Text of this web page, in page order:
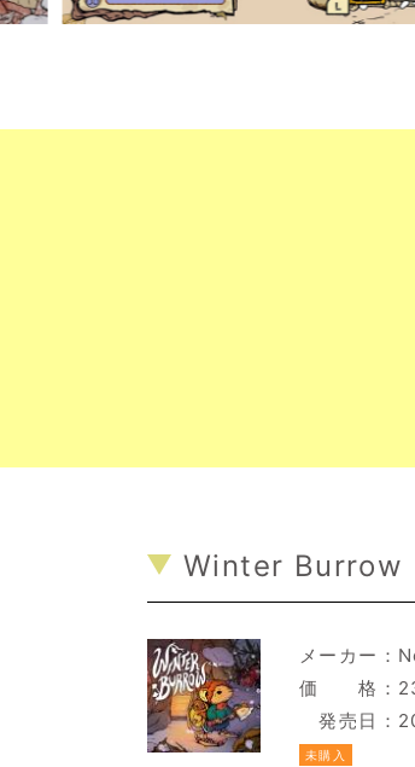
Winter Burrow
メーカー：
価 格：
発売日：
未購入